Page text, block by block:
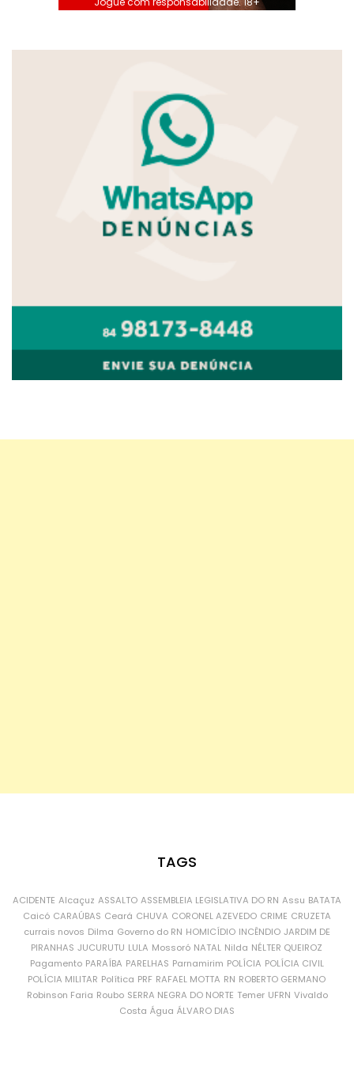
TAGS
ACIDENTE Alcaçuz ASSALTO ASSEMBLEIA LEGISLATIVA DO RN Assu BATATA
Caicó CARAÚBAS Ceará CHUVA CORONEL AZEVEDO CRIME CRUZETA
currais novos Dilma Governo do RN HOMICÍDIO INCÊNDIO JARDIM DE
PIRANHAS JUCURUTU LULA Mossoró NATAL Nilda NÉLTER QUEIROZ
Pagamento PARAÍBA PARELHAS Parnamirim POLÍCIA POLÍCIA CIVIL
POLÍCIA MILITAR Política PRF RAFAEL MOTTA RN ROBERTO GERMANO
Robinson Faria Roubo SERRA NEGRA DO NORTE Temer UFRN Vivaldo
Costa Água ÁLVARO DIAS